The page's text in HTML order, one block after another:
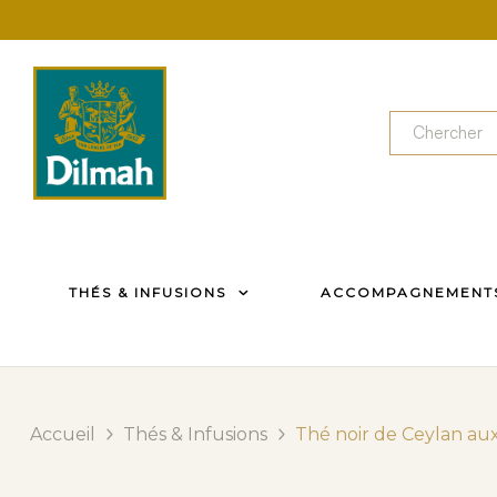
THÉS & INFUSIONS
Accueil Thés & Infusions Thé noir de Ceylan